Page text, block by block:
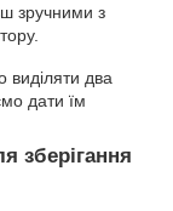
зберігання
виділяти два
дати їм
зручними з